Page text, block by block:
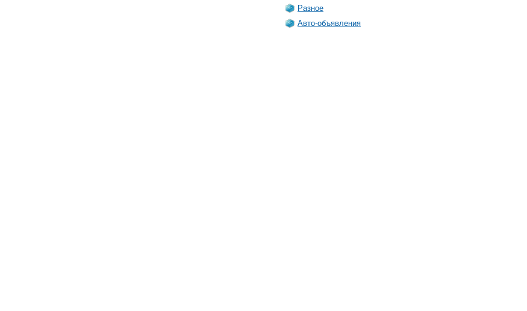
Разное
Авто-объявления